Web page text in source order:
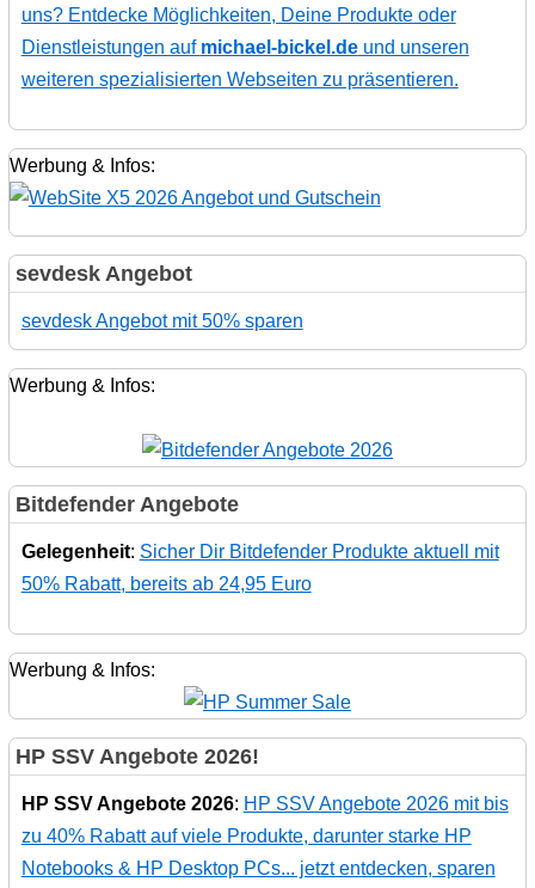
uns? Entdecke Möglichkeiten, Deine Produkte oder
Dienstleistungen auf michael-bickel.deund unseren
weiteren spezialisierten Webseiten zu präsentieren.
Werbung & Infos:
sevdesk Angebot
sevdesk Angebot mit 50% sparen
Werbung & Infos:
Bitdefender Angebote
Gelegenheit: Sicher Dir Bitdefender Produkte aktuell mit
50% Rabatt, bereits ab 24,95 Euro
Werbung & Infos:
HP SSV Angebote 2026!
HP SSV Angebote 2026: HP SSV Angebote 2026 mit bis
zu 40% Rabatt auf viele Produkte, darunter starke HP
Notebooks & HP Desktop PCs... jetzt entdecken, sparen